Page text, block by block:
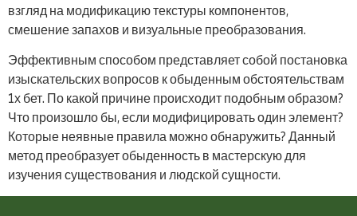
взгляд на модификацию текстуры компонентов,
смешение запахов и визуальные преобразования.
Эффективным способом представляет собой постановка
изыскательских вопросов к обыденным обстоятельствам
1х бет. По какой причине происходит подобным образом?
Что произошло бы, если модифицировать один элемент?
Которые неявные правила можно обнаружить? Данный
метод преобразует обыденность в мастерскую для
изучения существования и людской сущности.